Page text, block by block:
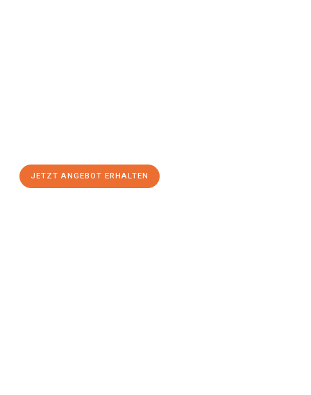
JETZT ANGEBOT ERHALTEN